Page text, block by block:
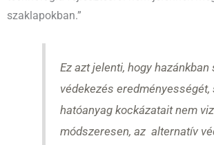
szaklapokban.”
Ez azt jelenti, hogy hazánkban
védekezés eredményességét,
hatóanyag kockázatait nem
módszeresen, az alternatív